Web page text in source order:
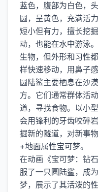
蓝色，腹部为白色，
圆，呈黄色，充满活
短小但有力，擅长挖
动，也能在水中游泳
生物，但外形和习性
样快速移动，用鼻子
圆陆鲨主要栖息在沙
方。它们通常群体活
道，寻找食物。以小
会用锋利的牙齿咬碎
掘新的隧道，对新事
+地面属性宝可梦。
在动画《宝可梦：钻
服了一只圆陆鲨，成
梦，展示了其活泼的